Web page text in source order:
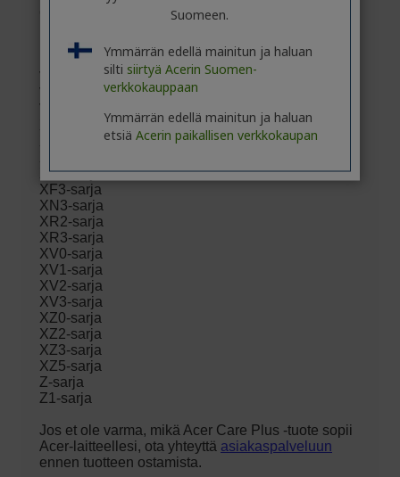
Suomeen.
Ymmärrän edellä mainitun ja haluan
silti siirtyä Acerin Suomen-
verkkokauppaan
Ymmärrän edellä mainitun ja haluan
etsiä Acerin paikallisen verkkokaupan